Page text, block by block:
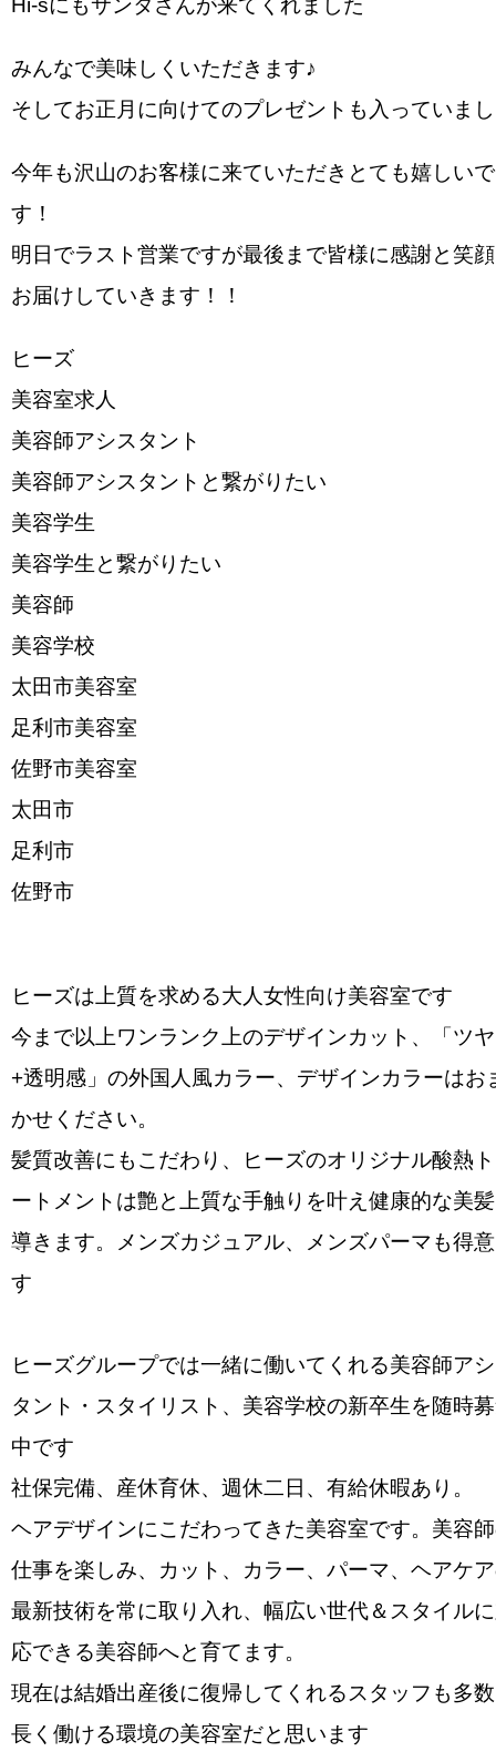
Hi-sにもサンタさんが来てくれました
みんなで美味しくいただきます♪
そしてお正月に向けてのプレゼントも入っていま
今年も沢山のお客様に来ていただきとても嬉しいで
す！
明日でラスト営業ですが最後まで皆様に感謝と笑
お届けしていきます！！
ヒーズ
美容室求人
美容師アシスタント
美容師アシスタントと繋がりたい
美容学生
美容学生と繋がりたい
美容師
美容学校
太田市美容室
足利市美容室
佐野市美容室
太田市
足利市
佐野市
ヒーズは上質を求める大人女性向け美容室です
今まで以上ワンランク上のデザインカット、「ツヤ
+透明感」の外国人風カラー、デザインカラーはお
かせください。
髪質改善にもこだわり、ヒーズのオリジナル酸熱
ートメントは艶と上質な手触りを叶え健康的な美
導きます。メンズカジュアル、メンズパーマも得
す
ヒーズグループでは一緒に働いてくれる美容師ア
タント・スタイリスト、美容学校の新卒生を随時
中です
社保完備、産休育休、週休二日、有給休暇あり。
ヘアデザインにこだわってきた美容室です。美容
仕事を楽しみ、カット、カラー、パーマ、ヘアケ
最新技術を常に取り入れ、幅広い世代＆スタイル
応できる美容師へと育てます。
現在は結婚出産後に復帰してくれるスタッフも多
長く働ける環境の美容室だと思います